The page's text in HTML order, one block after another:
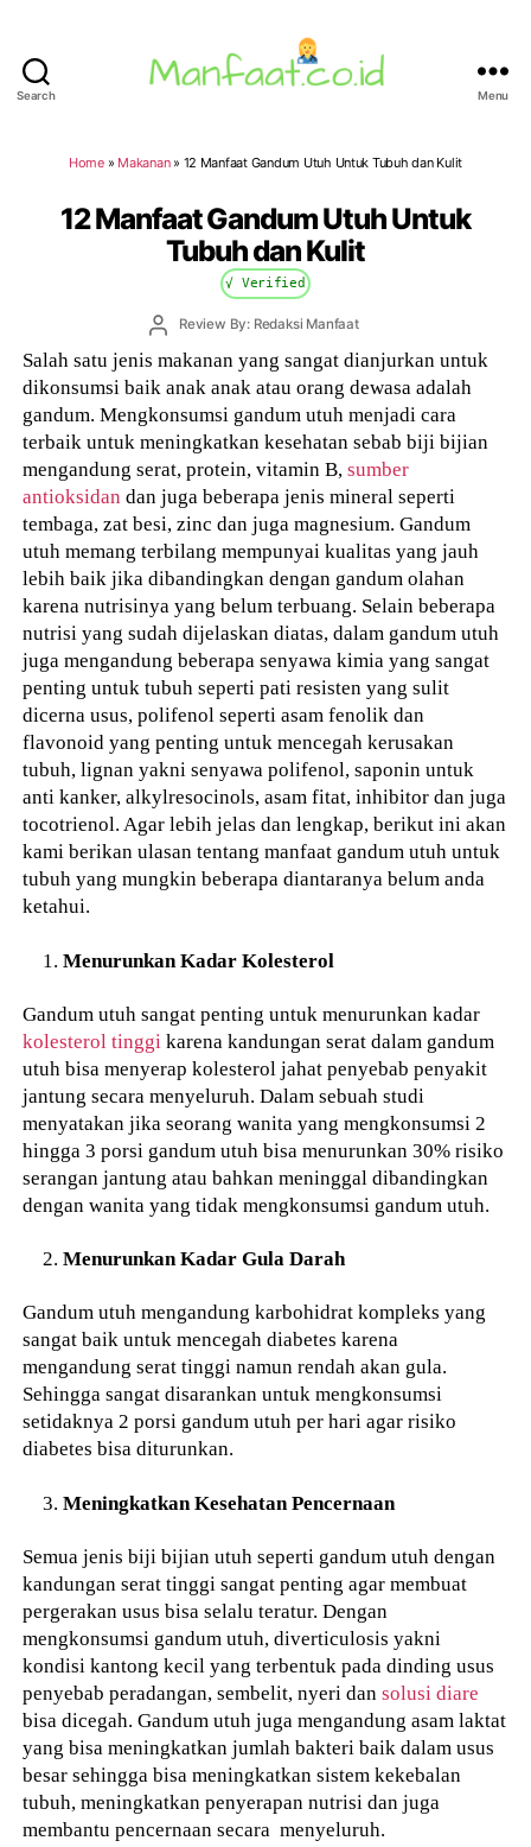
Search Menu
Home» Makanan» 12 Manfaat Gandum Utuh Untuk Tubuh dan Kulit
12 Manfaat Gandum Utuh Untuk
Tubuh dan Kulit
√ Verified
PostReview By: Redaksi Manfaat
Salah satu jenis makanan yang sangat dianjurkan untuk
dikonsumsi baik anak anak atau orang dewasa adalah
gandum. Mengkonsumsi gandum utuh menjadi cara
terbaik untuk meningkatkan kesehatan sebab biji bijian
mengandung serat, protein, vitamin B,sumber
antioksidan dan juga beberapa jenis mineral seperti
tembaga, zat besi, zinc dan juga magnesium. Gandum
utuh memang terbilang mempunyai kualitas yang jauh
lebih baik jika dibandingkan dengan gandum olahan
karena nutrisinya yang belum terbuang. Selain beberapa
nutrisi yang sudah dijelaskan diatas, dalam gandum utuh
juga mengandung beberapa senyawa kimia yang sangat
penting untuk tubuh seperti pati resisten yang sulit
dicerna usus, polifenol seperti asam fenolik dan
flavonoid yang penting untuk mencegah kerusakan
tubuh, lignan yakni senyawa polifenol, saponin untuk
anti kanker, alkylresocinols, asam fitat, inhibitor dan juga
tocotrienol. Agar lebih jelas dan lengkap, berikut ini akan
kami berikan ulasan tentang manfaat gandum utuh untuk
tubuh yang mungkin beberapa diantaranya belum anda
ketahui.
Menurunkan Kadar Kolesterol
Gandum utuh sangat penting untuk menurunkan kadar
kolesterol tinggi karena kandungan serat dalam gandum
utuh bisa menyerap kolesterol jahat penyebab penyakit
jantung secara menyeluruh. Dalam sebuah studi
menyatakan jika seorang wanita yang mengkonsumsi 2
hingga 3 porsi gandum utuh bisa menurunkan 30% risiko
serangan jantung atau bahkan meninggal dibandingkan
dengan wanita yang tidak mengkonsumsi gandum utuh.
Menurunkan Kadar Gula Darah
Gandum utuh mengandung karbohidrat kompleks yang
sangat baik untuk mencegah diabetes karena
mengandung serat tinggi namun rendah akan gula.
Sehingga sangat disarankan untuk mengkonsumsi
setidaknya 2 porsi gandum utuh per hari agar risiko
diabetes bisa diturunkan.
Meningkatkan Kesehatan Pencernaan
Semua jenis biji bijian utuh seperti gandum utuh dengan
kandungan serat tinggi sangat penting agar membuat
pergerakan usus bisa selalu teratur. Dengan
mengkonsumsi gandum utuh, diverticulosis yakni
kondisi kantong kecil yang terbentuk pada dinding usus
penyebab peradangan, sembelit, nyeri dansolusi diare
bisa dicegah. Gandum utuh juga mengandung asam laktat
yang bisa meningkatkan jumlah bakteri baik dalam usus
besar sehingga bisa meningkatkan sistem kekebalan
tubuh, meningkatkan penyerapan nutrisi dan juga
membantu pencernaan secara menyeluruh.